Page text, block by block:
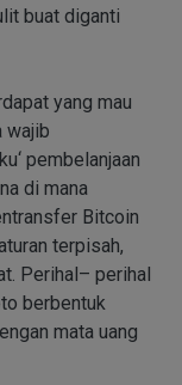
buat diganti
yang mau
wajib
pembelanjaan
di mana
Bitcoin
terpisah,
Perihal– perihal
berbentuk
mata uang